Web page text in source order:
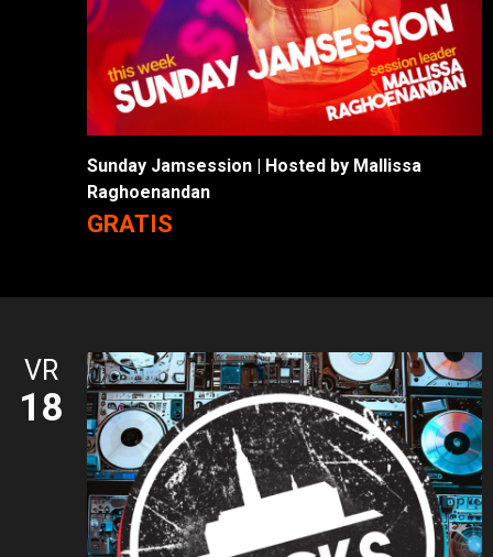
Sunday Jamsession | Hosted by Mallissa
Raghoenandan
GRATIS
VR
18